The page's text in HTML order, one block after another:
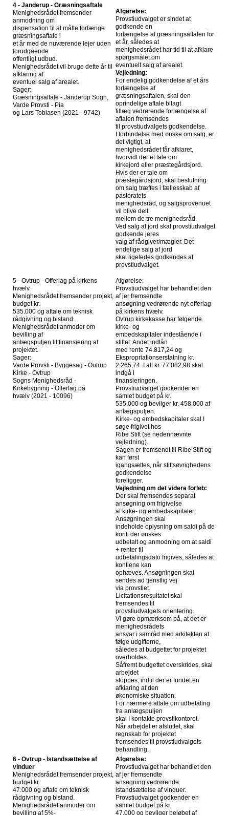
4 - Janderup - Græsningsaftale
Menighedsrådet fremsender
anmodning om
dispensation til at måtte forlænge
græsningsaftale i
et år med de nuværende lejer uden
forudgående
offentligt udbud.
Menighedsrådet vil bruge dette år til
afklaring af
eventuel salg af arealet.
Sager:
Græsningsaftale - Janderup Sogn,
Varde Provsti - Pia
og Lars Tobiasen (2021 - 9742)
Afgørelse:
Provstiudvalget er sindet at
godkende en
forlængelse af græsningsaftalen for
et år, således at
menighedsrådet har tid til at afklare
spørgsmålet om
eventuelt salg af arealet.
Vejledning:
For endelig godkendelse af et års
forlængelse af
græsningsaftalen, skal den
oprindelige aftale bilagt
tillæg vedrørende forlængelse af
aftalen fremsendes
til provstiudvalgets godkendelse.
I forbindelse med ønske om salg, er
det vigtigt, at
menighedsrådet får afklaret,
hvorvidt der et tale om
kirkejord eller præstegårdsjord.
Hvis der er tale om
præstegårdsjord, skal beslutning
om salg træffes i fællesskab af
pastoratets
menighedsråd, og salgsprovenuet
vil blive delt
mellem de tre menighedsråd.
Ved salg af jord skal provstiudvalget
godkende jeres
valg af rådgiver/mægler. Det
endelige salg af jord
skal ligeledes godkendes af
provstiudvalget.
5 - Ovtrup - Offerlag på kirkens
hvælv
Menighedsrådet fremsender projekt,
budget kr.
535.000 og aftale om teknisk
rådgivning og bistand.
Menighedsrådet anmoder om
bevilling af
anlægspuljen til finansiering af
projektet.
Sager:
Varde Provsti - Byggesag - Outrup
Kirke - Ovtrup
Sogns Menighedsråd -
Kirkebygning - Offerlag på
hvælv (2021 - 10096)
Afgørelse:
Provstiudvalget har behandlet den
af jer fremsendte
ansøgning vedrørende nyt offerlag
på kirkens hvælv.
Ovtrup kirkekasse har følgende
kirke- og
embedskapitaler indestående i
stiftet: Andet indlån
med rente 74.817,24 og
Ekspropriationserstatning kr.
2.265,74. I alt kr. 77.082,98 skal
indgå i
finansieringen.
Provstiudvalget godkender en
samlet budget på kr.
535.000 og bevilger kr. 458.000 af
anlægspuljen.
Kirke- og embedskapitaler skal I
søge frigivet hos
Ribe Stift (se nedennævnte
vejledning).
Sagen er fremsendt til Ribe Stift og
kan først
igangsættes, når stiftsøvrighedens
godkendelse
foreligger.
Vejledning om det videre forløb:
Der skal fremsendes separat
ansøgning om frigivelse
af kirke- og embedskapitaler.
Ansøgningen skal
indeholde oplysning om saldi på de
konti der ønskes
udbetalt og anmodning om at saldi
+ renter til
udbetalingsdato frigives, således at
kontiene kan
ophæves. Ansøgningen skal
sendes ad tjenstlig vej
via provstiet.
Licitationsresultatet skal
fremsendes til
provstiudvalgets orientering.
Vi gøre opmærksom på, at det er
menighedsrådets
ansvar i samråd med arkitekten at
følge udgifterne,
således at budgettet for projektet
overholdes.
Såfremt budgettet overskrides, skal
arbejdet
stoppes, indtil der er fundet en
afklaring af den
økonomiske situation.
For nærmere aftale om udbetaling
fra anlægspuljen
skal I kontakte provstikontoret.
Når arbejdet er afsluttet, skal
regnskab for projektet
fremsendes til provstiudvalgets
behandling.
6 - Ovtrup - Istandsættelse af
vinduer
Menighedsrådet fremsender projekt,
budget kr.
47.000 og aftale om teknisk
rådgivning og bistand.
Menighedsrådet anmoder om
bevilling af 5%-
Afgørelse:
Provstiudvalget har behandlet den
af jer fremsendte
ansøgning vedrørende
istandsættelse af vinduer.
Provstiudvalget godkender en
samlet budget på kr.
47.000 og bevilger beløbet af